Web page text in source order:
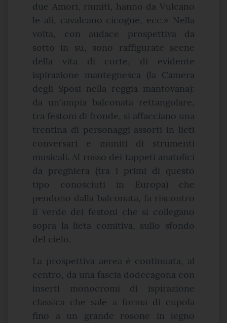
due Amori, riuniti, hanno da Vulcano
le ali, cavalcano cicogne, ecc.» Nella
volta, con audace prospettiva da
sotto in su, sono raffigurate scene
della vita di corte, di evidente
ispirazione mantegnesca (la Camera
degli Sposi nella reggia mantovana):
da un'ampia balconata rettangolare,
tra festoni di fronde, si affacciano una
trentina di personaggi assorti in lieti
conversari e muniti di strumenti
musicali. Al rosso dei tappeti anatolici
da preghiera (tra i primi di questo
tipo conosciuti in Europa) che
pendono dalla balconata, fa riscontro
il verde dei festoni che si collegano
sopra la lieta comitiva, sullo sfondo
del cielo.
La prospettiva aerea è continuata, al
centro, da una fascia dodecagona con
inserti monocromi di ispirazione
classica che sale a forma di cupola
fino a un grande rosone in legno